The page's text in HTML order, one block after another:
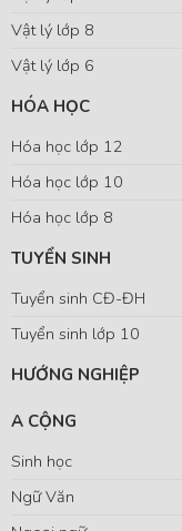
Vật lý lớp 8
Vật lý lớp 6
HÓA HỌC
Hóa học lớp 12
Hóa học lớp 10
Hóa học lớp 8
TUYỂN SINH
Tuyển sinh CĐ-ĐH
Tuyển sinh lớp 10
HƯỚNG NGHIỆP
A CỘNG
Sinh học
Ngữ Văn